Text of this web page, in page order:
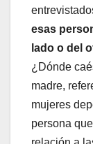
esas
lado o del
¿Dónde
madre,
mujeres
persona